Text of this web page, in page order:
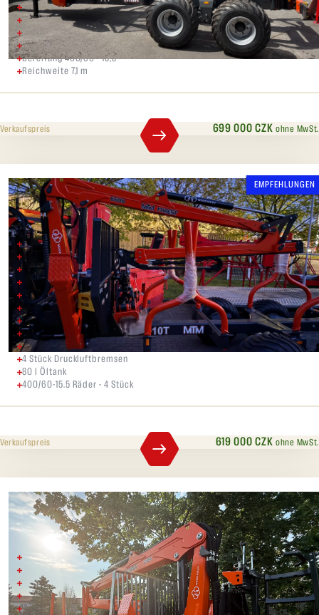
90 Liter Öltank
Ölkühler
107 cc Axialkolbenpumpe
Klappbare Plattform
Bereifung 400/60 - 15,5
Reichweite 7,1 m
699 000 CZK ohne MwSt.
Verkaufspreis
EMPFEHLUNGEN
MTM 10T + MTM 6600
MTM Forstkran 6600
Rotator 30 kN mit Flansch
G18 Greifer
Spaltmaschine 4/8 XY - Bucher HDS 16 on-off
MTM Forest 10T SX 60 Anhänger
Anhänger mit 4 Stangenpaaren
Gerade klappbare Beine
Rahmenverlängerung für Anhänger
Kilpi Licht-Kit
4 Stück Druckluftbremsen
80 l Öltank
400/60-15.5 Räder - 4 Stück
619 000 CZK ohne MwSt.
Verkaufspreis
MTM 11T+ MTM 7300
Bruttogewicht kg 11000
Maximal zulässiges Gewicht auf den Achsen kg 9500
Achsen/Blöcke 70x70-6
Fahrgestell mm 2x(200x100x6)
Deichselzylinder St. 2